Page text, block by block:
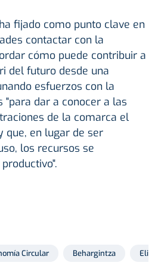
fijado como punto clave en
contactar con la
cómo puede contribuir a
del futuro desde una
esfuerzos con la
"para dar a conocer a las
de la comarca el
que, en lugar de ser
los recursos se
Circular Behargintza